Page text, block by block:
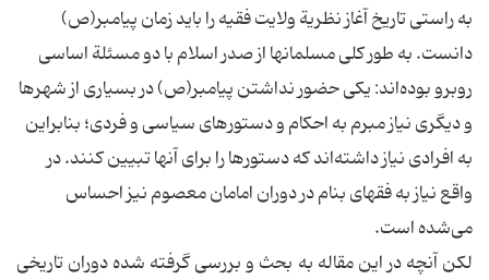
به‌ راستی‌ تاریخ‌ آغاز نظریة‌ ولایت‌ فقیه‌ را باید زمان‌ پیامبر(ص)
دانست. به‌ طور کلی‌ مسلمانها از صدر اسلام‌ با دو مسئلة‌ اساسی‌
روبرو بوده‌اند: یکی‌ حضور نداشتن‌ پیامبر(ص) در بسیاری‌ از شهرها
و دیگری‌ نیاز مبرم‌ به‌ احکام‌ و دستورهای‌ سیاسی‌ و فردی؛ بنابراین‌
به‌ افرادی‌ نیاز داشته‌اند که‌ دستورها را برای‌ آنها تبیین‌ کنند. در
واقع‌ نیاز به‌ فقهای‌ بنام‌ در دوران‌ امامان‌ معصوم‌ نیز احساس‌
می‌شده‌ است.
لکن‌ آنچه‌ در این‌ مقاله‌ به‌ بحث‌ و بررسی‌ گرفته‌ شده‌ دوران‌ تاریخی‌